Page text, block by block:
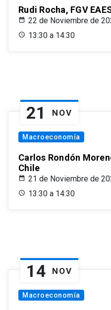
Rudi Rocha, FGV
22 de Noviembre de
13:30 a 14:30
21 NOV
Macroeconomía
Carlos Rondón
Chile
21 de Noviembre de
13:30 a 14:30
14 NOV
Macroeconomía